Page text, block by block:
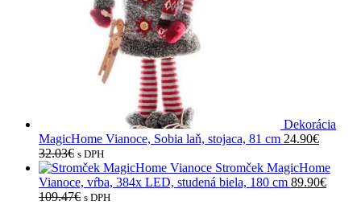
Dekorácia
MagicHome Vianoce, Sobia laň, stojaca, 81 cm 24.90€
32.03€ s DPH
Stromček MagicHome
Vianoce, vŕba, 384x LED, studená biela, 180 cm 89.90€
109.47€ s DPH